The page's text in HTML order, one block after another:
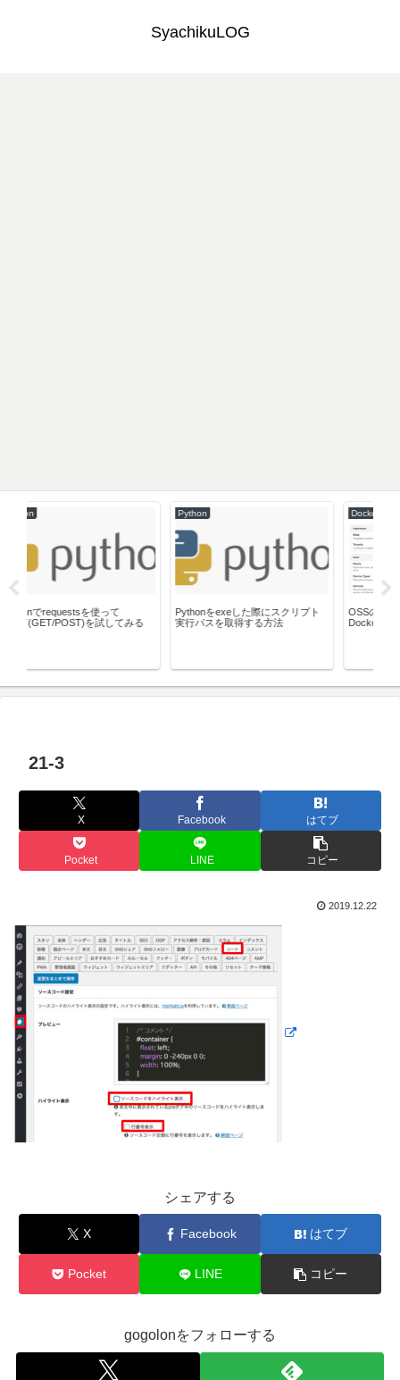
SyachikuLOG
た際にスクリプト
する方法
OSSのIPAMツール「Netbox」を
Dockerで簡単構築する
AWS Lambdaでpytestす
21-3
X Facebook はてブ
Pocket LINE コピー
2019.12.22
シェアする
X Facebook はてブ
Pocket LINE コピー
gogolonをフォローする